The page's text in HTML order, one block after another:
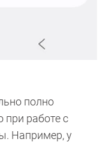
полно
работе с
Например, у